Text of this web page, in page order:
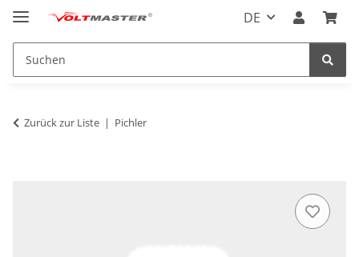
DE
Zurück zur Liste Pichler